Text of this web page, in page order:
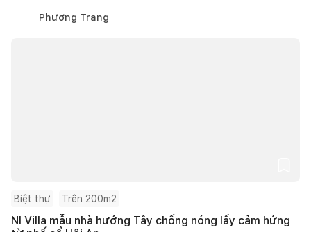
Phương Trang
Biệt thự Trên 200m2
NI Villa mẫu nhà hướng Tây chống nóng lấy cảm hứng